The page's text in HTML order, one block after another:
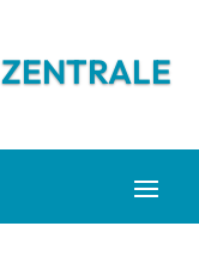
ZENTRALE